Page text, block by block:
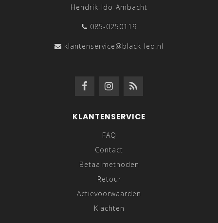
Hendrik-Ido-Ambacht
085-0250119
klantenservice@black-leo.nl
KLANTENSERVICE
FAQ
Contact
Betaalmethoden
Retour
Actievoorwaarden
Klachten